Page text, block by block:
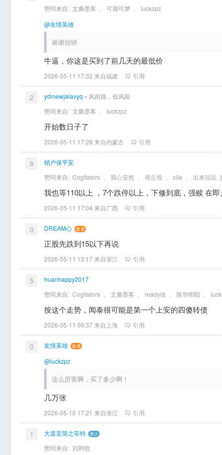
赞同来自: 文撕墨客 可期可梦
luckzpz
@友情英雄
谢谢抬轿
牛逼，你这是买到了前几天的最低价
2026-05-11 17:32 来自福建 引用
2 ydmewjaiavyq - 风雨路，低风险
赞同来自: 文撕墨客 luckzpz
开始数日子了
2026-05-11 17:28 来自内蒙古 引用
8
销户保平安
赞同来自: Cogitators 我心安然 母丘俭 cile 出来玩玩
我也等110以上 ，7个跌停以上，下修到底，强赎 在即
2026-05-11 17:04 来自广西 引用
0 DREAM心
正股先跌到15以下再说
2026-05-11 13:17 来自浙江 引用
5
huanhappy2017
赞同来自: Cogitators 文撕墨客 ready徐 陈华明聪
按这个走势，闻泰很可能是第一个上安的四傻转债
2026-05-11 09:37 来自上海 引用
0
友情英雄
@luckzpz
这么厉害啊，买了多少啊！
几万张
2026-05-10 17:21 来自浙江 引用
1
大道至简之菲特
赞同来自: 刘荆歌